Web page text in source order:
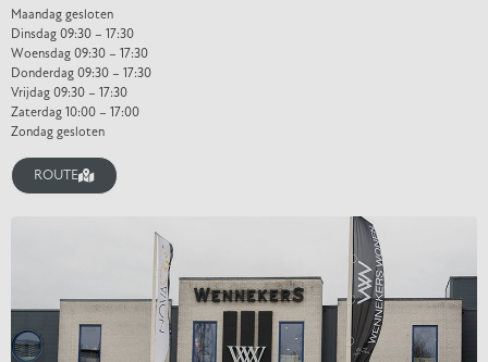
Maandag gesloten
Dinsdag 09:30 – 17:30
Woensdag 09:30 – 17:30
Donderdag 09:30 – 17:30
Vrijdag 09:30 – 17:30
Zaterdag 10:00 – 17:00
Zondag gesloten
ROUTE